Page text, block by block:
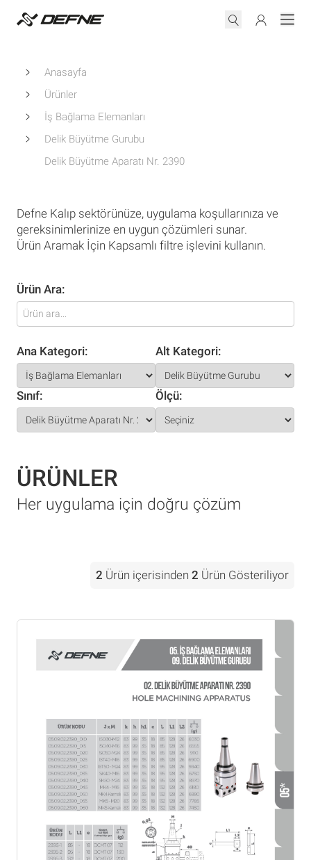
Anasayfa
Ürünler
İş Bağlama Elemanları
Delik Büyütme Gurubu
Delik Büyütme Aparatı Nr. 2390
Defne Kalıp sektörünüze, uygulama koşullarınıza ve
gereksinimlerinize en uygun çözümleri sunar.
Ürün Aramak İçin Kapsamlı filtre işlevini kullanın.
Ürün Ara:
Ana Kategori: Alt Kategori:
Sınıf: Ölçü:
ÜRÜNLER
Her uygulama için doğru çözüm
2 Ürün içerisinden 2 Ürün Gösteriliyor